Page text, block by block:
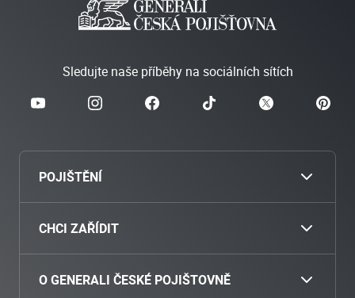
Sledujte naše příběhy na sociálních sítích
POJIŠTĚNÍ
Cestovní
Povinné ručení
CHCI ZAŘÍDIT
Nahlásit škodu
O GENERALI ČESKÉ POJIŠTOVNĚ